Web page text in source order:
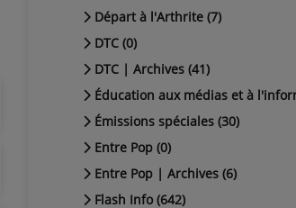
Départ à l'Arthrite (7)
DTC (0)
DTC | Archives (41)
Éducation aux médias et à
Émissions spéciales (30)
Entre Pop (0)
Entre Pop | Archives (6)
Flash Info (642)